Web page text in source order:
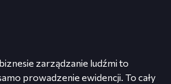
zarządzanie ludźmi to
prowadzenie ewidencji. To cały